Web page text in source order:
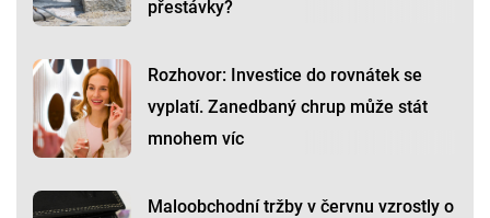
přestávky?
Rozhovor: Investice do rovnátek se
vyplatí. Zanedbaný chrup může stát
mnohem víc
Maloobchodní tržby v červnu vzrostly o